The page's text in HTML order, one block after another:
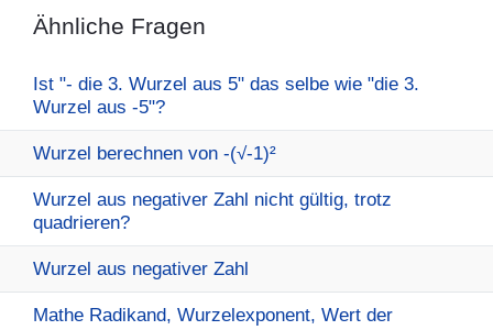
Ähnliche Fragen
Ist "- die 3. Wurzel aus 5" das selbe wie "die 3.
Wurzel aus -5"?
Wurzel berechnen von -(√-1)²
Wurzel aus negativer Zahl nicht gültig, trotz
quadrieren?
Wurzel aus negativer Zahl
Mathe Radikand, Wurzelexponent, Wert der